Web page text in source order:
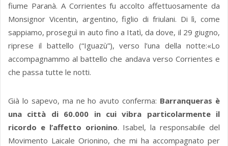
fiume Paranà. A Corrientes fu accolto affettuosamente da
Monsignor Vicentin, argentino, figlio di friulani. Di lì, come
sappiamo, proseguì in auto fino a Itatì, da dove, il 29 giugno,
riprese il battello (“Iguazù”), verso l’una della notte:«Lo
accompagnammo al battello che andava verso Corrientes e
che passa tutte le notti.
Già lo sapevo, ma ne ho avuto conferma: Barranqueras è
una città di 60.000 in cui vibra particolarmente il
ricordo e l’affetto orionino. Isabel, la responsabile del
Movimento Laicale Orionino, che mi ha accompagnato per